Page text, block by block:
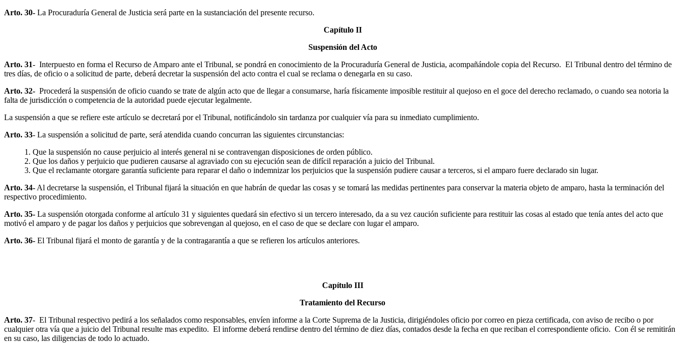
Arto. 30- La Procuraduría General de Justicia será parte en la sustanciación del presente recurso.
Capítulo II
Suspensión del Acto
Arto. 31- Interpuesto en forma el Recurso de Amparo ante el Tribunal, se pondrá en conocimiento de la Procuraduría General de Justicia, acompañándole copia del Recurso. El Tribunal dentro del término de
tres días, de oficio o a solicitud de parte, deberá decretar la suspensión del acto contra el cual se reclama o denegarla en su caso.
Arto. 32- Procederá la suspensión de oficio cuando se trate de algún acto que de llegar a consumarse, haría físicamente imposible restituir al quejoso en el goce del derecho reclamado, o cuando sea notoria la
falta de jurisdicción o competencia de la autoridad puede ejecutar legalmente.
La suspensión a que se refiere este artículo se decretará por el Tribunal, notificándolo sin tardanza por cualquier vía para su inmediato cumplimiento.
Arto. 33- La suspensión a solicitud de parte, será atendida cuando concurran las siguientes circunstancias:
1. Que la suspensión no cause perjuicio al interés general ni se contravengan disposiciones de orden público.
2. Que los daños y perjuicio que pudieren causarse al agraviado con su ejecución sean de difícil reparación a juicio del Tribunal.
3. Que el reclamante otorgare garantía suficiente para reparar el daño o indemnizar los perjuicios que la suspensión pudiere causar a terceros, si el amparo fuere declarado sin lugar.
Arto. 34- Al decretarse la suspensión, el Tribunal fijará la situación en que habrán de quedar las cosas y se tomará las medidas pertinentes para conservar la materia objeto de amparo, hasta la terminación del
respectivo procedimiento.
Arto. 35- La suspensión otorgada conforme al artículo 31 y siguientes quedará sin efectivo si un tercero interesado, da a su vez caución suficiente para restituir las cosas al estado que tenía antes del acto que
motivó el amparo y de pagar los daños y perjuicios que sobrevengan al quejoso, en el caso de que se declare con lugar el amparo.
Arto. 36- El Tribunal fijará el monto de garantía y de la contragarantía a que se refieren los artículos anteriores.
Capítulo III
Tratamiento del Recurso
Arto. 37- El Tribunal respectivo pedirá a los señalados como responsables, envíen informe a la Corte Suprema de la Justicia, dirigiéndoles oficio por correo en pieza certificada, con aviso de recibo o por
cualquier otra vía que a juicio del Tribunal resulte mas expedito. El informe deberá rendirse dentro del término de diez días, contados desde la fecha en que reciban el correspondiente oficio. Con él se remitirán
en su caso, las diligencias de todo lo actuado.